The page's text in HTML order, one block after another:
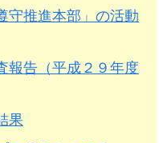
守推進本部」の活動
報告（平成２９年度
果